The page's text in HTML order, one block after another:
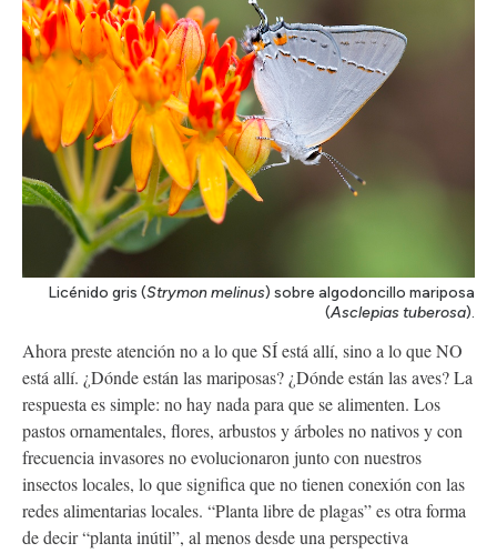
Licénido gris (Strymon melinus) sobre algodoncillo mariposa
(Asclepias tuberosa).
Ahora preste atención no a lo que SÍ está allí, sino a lo que NO
está allí. ¿Dónde están las mariposas? ¿Dónde están las aves? La
respuesta es simple: no hay nada para que se alimenten. Los
pastos ornamentales, flores, arbustos y árboles no nativos y con
frecuencia invasores no evolucionaron junto con nuestros
insectos locales, lo que significa que no tienen conexión con las
redes alimentarias locales. “Planta libre de plagas” es otra forma
de decir “planta inútil”, al menos desde una perspectiva